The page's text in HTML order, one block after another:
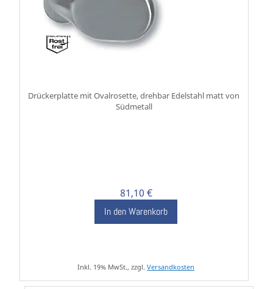
Drückerplatte mit Ovalrosette, drehbar Edelstahl matt von
Südmetall
81,10 €
In den Warenkorb
Inkl. 19% MwSt., zzgl.Versandkosten